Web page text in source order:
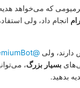
که می‌خواهد
انجام داد، ولی
@PremiumBot
بسیار بزرگ،
بدهید.